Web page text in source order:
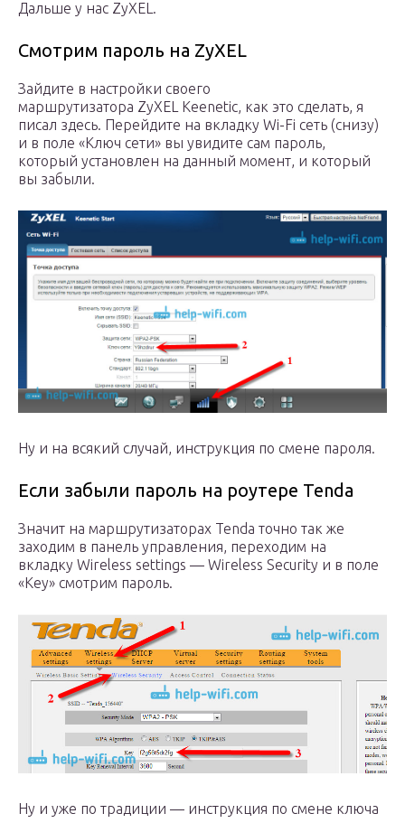
Дальше у нас ZyXEL.
Смотрим пароль на ZyXEL
Зайдите в настройки своего
маршрутизатора ZyXEL Keenetic, как это сделать, я
писал здесь. Перейдите на вкладку Wi-Fi сеть (снизу)
и в поле «Ключ сети» вы увидите сам пароль,
который установлен на данный момент, и который
вы забыли.
Ну и на всякий случай, инструкция по смене пароля.
Если забыли пароль на роутере Tenda
Значит на маршрутизаторах Tenda точно так же
заходим в панель управления, переходим на
вкладку Wireless settings — Wireless Security и в поле
«Key» смотрим пароль.
Ну и уже по традиции — инструкция по смене ключа